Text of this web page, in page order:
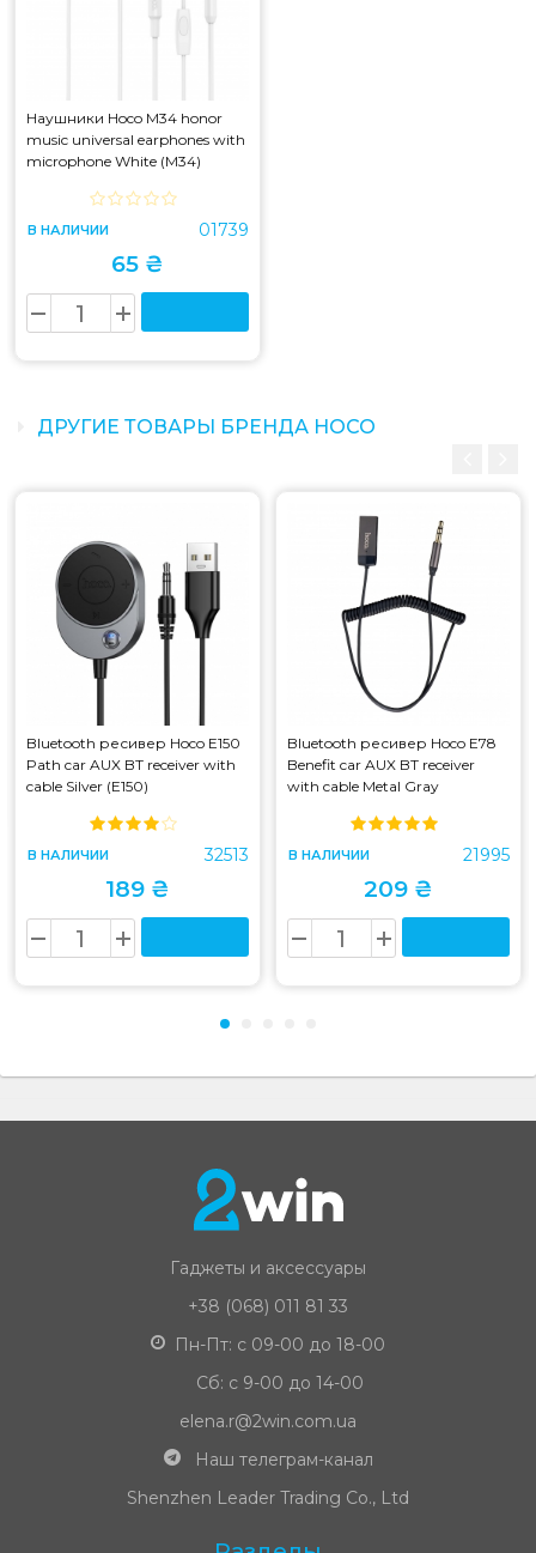
Наушники Hoco M34 honor
music universal earphones with
microphone White (M34)
В НАЛИЧИИ 01739
65 ₴
ДРУГИЕ ТОВАРЫ БРЕНДА HOCO
Bluetooth ресивер Hoco E150
Path car AUX BT receiver with
cable Silver (E150)
В НАЛИЧИИ 32513
189 ₴
Bluetooth ресивер Hoco E78
Benefit car AUX BT receiver
with cable Metal Gray
В НАЛИЧИИ 21995
209 ₴
Гаджеты и аксессуары
+38 (068) 011 81 33
Пн-Пт: с 09-00 до 18-00
Сб: с 9-00 до 14-00
elena.r@2win.com.ua
Наш телеграм-канал
Shenzhen Leader Trading Co., Ltd